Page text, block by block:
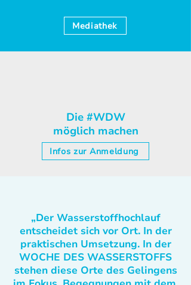
Mediathek
Die #WDW
möglich machen
Infos zur Anmeldung
„Der Wasserstoffhochlauf
entscheidet sich vor Ort. In der
praktischen Umsetzung. In der
WOCHE DES WASSERSTOFFS
stehen diese Orte des Gelingens